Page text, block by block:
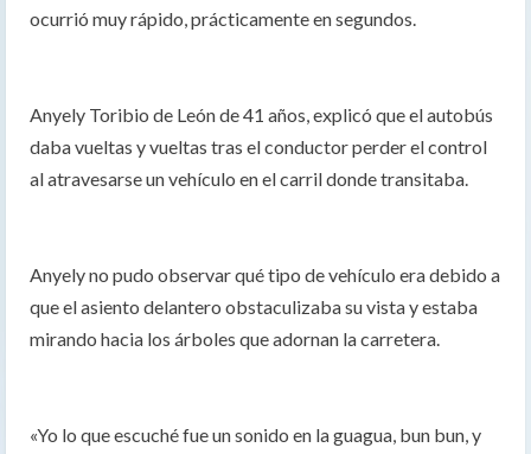
ocurrió muy rápido, prácticamente en segundos.
Anyely Toribio de León de 41 años, explicó que el autobús
daba vueltas y vueltas tras el conductor perder el control
al atravesarse un vehículo en el carril donde transitaba.
Anyely no pudo observar qué tipo de vehículo era debido a
que el asiento delantero obstaculizaba su vista y estaba
mirando hacia los árboles que adornan la carretera.
«Yo lo que escuché fue un sonido en la guagua, bun bun, y